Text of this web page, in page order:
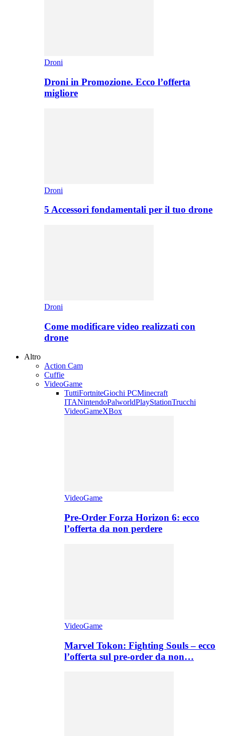
Droni
Droni in Promozione. Ecco l’offerta
migliore
Droni
5 Accessori fondamentali per il tuo drone
Droni
Come modificare video realizzati con
drone
Altro
Action Cam
Cuffie
VideoGame
TuttiFortniteGiochi PCMinecraft
ITANintendoPalworldPlayStationTrucchi
VideoGameXBox
VideoGame
Pre-Order Forza Horizon 6: ecco
l’offerta da non perdere
VideoGame
Marvel Tokon: Fighting Souls – ecco
l’offerta sul pre-order da non…